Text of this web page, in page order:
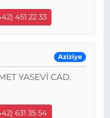
451 22 33
Aziziye
YASEVİ CAD.
631 35 54